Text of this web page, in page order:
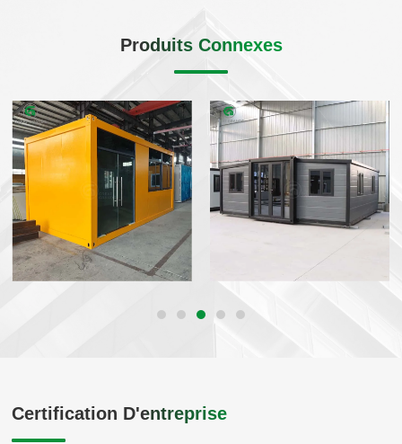
Produits Connexes
Certification D'entreprise